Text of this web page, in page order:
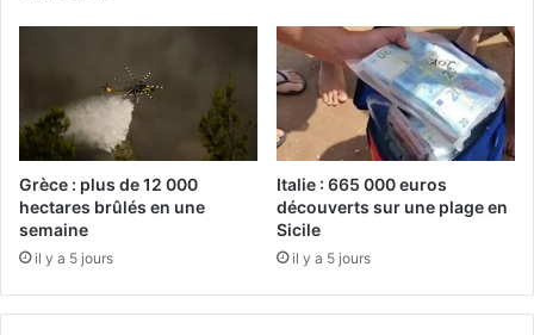
Grèce : plus de 12 000
hectares brûlés en une
semaine
il y a 5 jours
Italie : 665 000 euros
découverts sur une plage en
Sicile
il y a 5 jours